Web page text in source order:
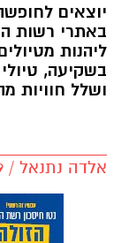
יוצאים
באתרי רשות
ליהנות
בשקיעה,
ושלל חוויות
אלדה נתנאל / 07:59 02.07.23
רשות